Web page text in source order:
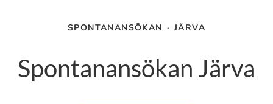
SPONTANANSÖKAN · JÄRVA
Spontanansökan Järva